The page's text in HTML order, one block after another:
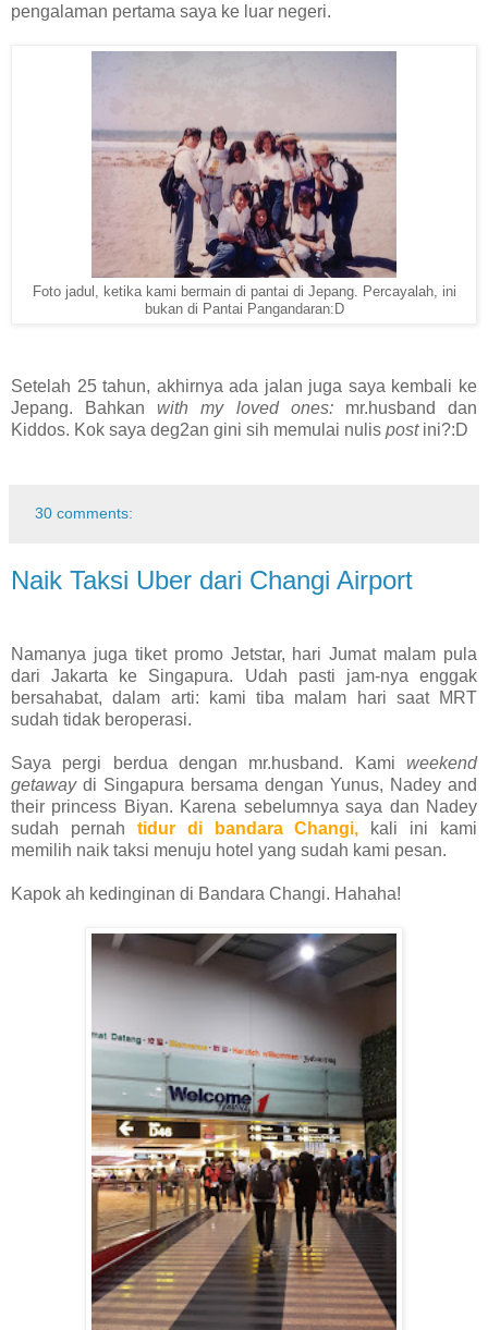
pengalaman pertama saya ke luar negeri.
Foto jadul, ketika kami bermain di pantai di Jepang. Percayalah, ini
bukan di Pantai Pangandaran:D
Setelah 25 tahun, akhirnya ada jalan juga saya kembali ke
Jepang. Bahkanwith my loved ones:mr.husband dan
Kiddos. Kok saya deg2an gini sih memulai nulis post ini?:D
30 comments:
Naik Taksi Uber dari Changi Airport
Namanya juga tiket promo Jetstar, hari Jumat malam pula
dari Jakarta ke Singapura. Udah pasti jam-nya enggak
bersahabat, dalam arti: kami tiba malam hari saat MRT
sudah tidak beroperasi.
Saya pergi berdua dengan mr.husband. Kami weekend
getawaydi Singapura bersama dengan Yunus, Nadey and
their princess Biyan. Karena sebelumnya saya dan Nadey
sudah pernah tidur di bandara Changi, kali ini
kami
memilih naik taksi menuju hotel yang sudah kami pesan.
Kapok ah kedinginan di Bandara Changi. Hahaha!